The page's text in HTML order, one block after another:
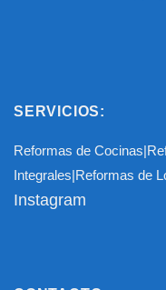
SERVICIOS:
Reformas de Cocinas|
Integrales|Reformas de
Instagram